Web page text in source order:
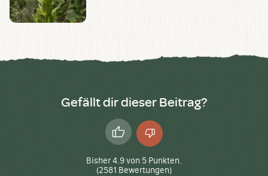
Gefällt dir dieser Beitrag?
Daumen
hoch
Daumen
runter
Bisher4.9von 5 Punkten.
(2581 Bewertungen)